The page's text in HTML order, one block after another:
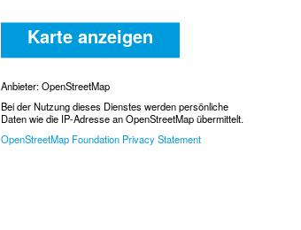
Karte anzeigen
Anbieter: OpenStreetMap
Bei der Nutzung dieses Dienstes werden persönliche
Daten wie die IP-Adresse an OpenStreetMap übermittelt.
OpenStreetMap Foundation Privacy Statement